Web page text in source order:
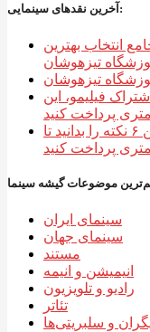
آخرین نقدهای سینمایی:
انتخاب بهترین
فیلیمو، این
قبل از تمدید اشتراک فیلیمو، این ۶ نکته را بدانید تا
پرداخت کنید
سینمای ایران
سینمای جهان
مستند
انیمیشن و انیمه
رادیو و تلویزیون
تئاتر
و سلبریتی‌ها